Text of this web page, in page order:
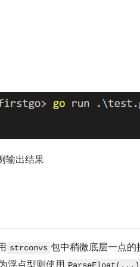
输出结果
strconvs 包中稍微底层一点
浮点型则使用